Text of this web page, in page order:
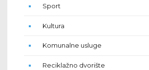
Sport
Kultura
Komunalne usluge
Reciklažno dvorište